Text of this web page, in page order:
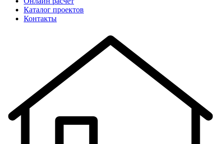
Каталог проектов
Контакты